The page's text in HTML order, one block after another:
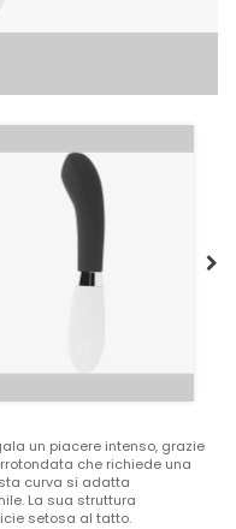
un piacere intenso, grazie
che richiede una
curva si adatta
La sua struttura
setosa al tatto.